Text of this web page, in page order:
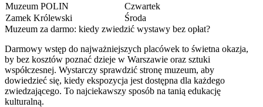
Muzeum POLIN
Czwartek
Zamek Królewski
Środa
Muzeum za darmo: kiedy zwiedzić wystawy bez opłat?
Darmowy wstęp do najważniejszych placówek to świetna okazja,
by bez kosztów poznać dzieje w Warszawie oraz sztuki
współczesnej. Wystarczy sprawdzić stronę muzeum, aby
dowiedzieć się, kiedy ekspozycja jest dostępna dla każdego
zwiedzającego. To najciekawszy sposób na tanią edukację
kulturalną.